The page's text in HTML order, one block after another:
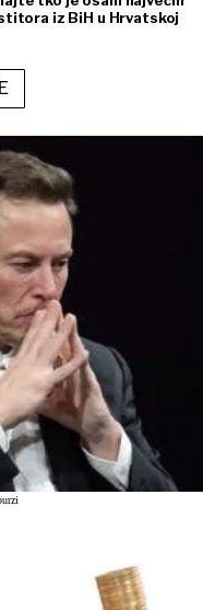
iz BiH u Hrvatskoj